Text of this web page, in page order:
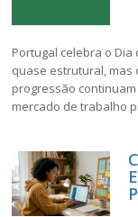
Portugal celebra o
quase estrutural,
progressão
mercado de trabalho